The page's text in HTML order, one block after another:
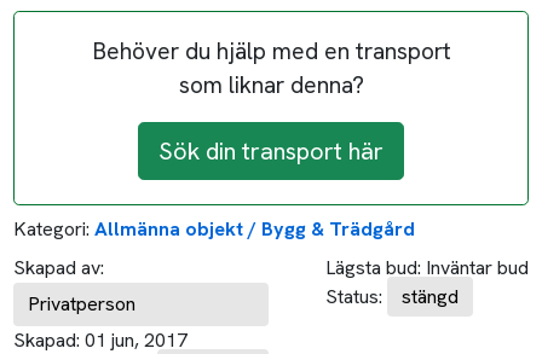
Behöver du hjälp med en transport
som liknar denna?
Sök din transport här
Kategori: Allmänna objekt / Bygg & Trädgård
Skapad av:
Privatperson
Skapad: 01 jun, 2017
Lägsta bud: Inväntar bud
Status:
stängd